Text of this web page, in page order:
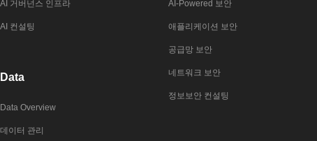
AI 거버넌스 인프라
AI 컨설팅
Data
Data Overview
데이터 관리
AI-Powered 보안
애플리케이션 보안
공급망 보안
네트워크 보안
정보보안 컨설팅